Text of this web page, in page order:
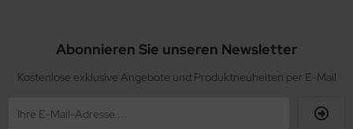
Abonnieren Sie unseren Newsletter
Kostenlose exklusive Angebote und Produktneuheiten per E-Mail